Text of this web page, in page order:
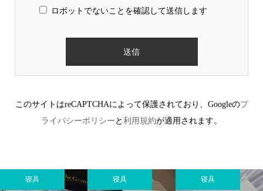
ロボットでないことを確認して送信します
このサイトはreCAPTCHAによって保護されており、Googleのプ
ライバシーポリシー と 利用規約が適用されます。
寝具 寝具 寝具